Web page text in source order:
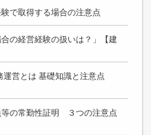
で取得する場合の注意点
の経営経験の扱いは？」【建
運営とは 基礎知識と注意点
等の常勤性証明 ３つの注意点